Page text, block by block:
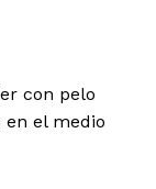
con pelo
en el medio